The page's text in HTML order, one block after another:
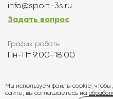
info@sport-3s.ru
Задать вопрос
График работы
Пн-Пт 9:00-18:00
Мы используем файлы cookie,
сайте, вы соглашаетесь на